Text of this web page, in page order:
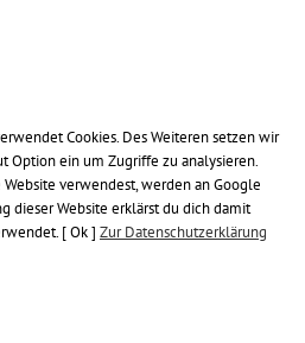
Cookies. Des Weiteren setzen wir
Option ein um Zugriffe zu analysieren.
verwendest, werden an Google
dieser Website erklärst du dich damit
[ Ok ] Zur Datenschutzerklärung